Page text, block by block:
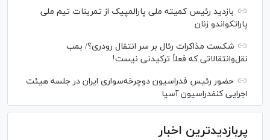
بازدید رئیس کمیته ملی پارالمپیک از تمرینات تیم ملی
پاراتکواندو زنان
شکست مذاکرات رئال بر سر انتقال رودری؟/ بمب
نقل‌وانتقالاتی که فعلاً ترکیدنی نیست!
حضور رئیس فدراسیون دوچرخه‌سواری ایران در جلسه هیئت
اجرایی کنفدراسیون آسیا
پربازدیدترین اخبار